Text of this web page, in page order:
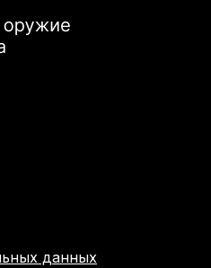
данных